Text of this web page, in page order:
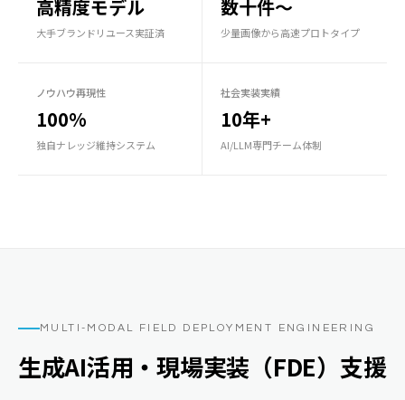
高精度モデル
大手ブランドリユース実証済
数十件〜
少量画像から高速プロトタイプ
ノウハウ再現性
100%
独自ナレッジ維持システム
社会実装実績
10年+
AI/LLM専門チーム体制
MULTI-MODAL FIELD DEPLOYMENT ENGINEERING
生成AI活用・現場実装（FDE）支援